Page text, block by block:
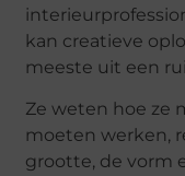
kan creatieve
meeste uit een
Ze weten hoe ze
moeten werken,
grootte, de vorm